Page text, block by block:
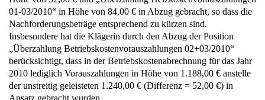
Nachforderungsbeträge entsprechend zu kürzen sind.
Insbesondere hat die Klägerin durch den Abzug der Position
„Überzahlung Betriebskostenvorauszahlungen 02+03/2010“
berücksichtigt, dass in der Betriebskostenabrechnung für das Jahr
2010 lediglich Vorauszahlungen in Höhe von 1.188,00 € anstelle
der unstreitig geleisteten 1.240,00 € (Differenz = 52,00 €) in
Ansatz gebracht wurden.